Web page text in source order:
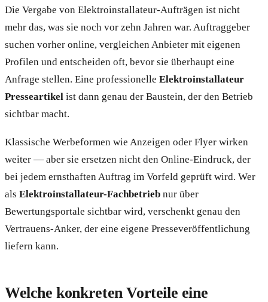
Die Vergabe von Elektroinstallateur-Aufträgen ist nicht
mehr das, was sie noch vor zehn Jahren war. Auftraggeber
suchen vorher online, vergleichen Anbieter mit eigenen
Profilen und entscheiden oft, bevor sie überhaupt eine
Anfrage stellen. Eine professionelle Elektroinstallateur
Presseartikel ist dann genau der Baustein, der den Betrieb
sichtbar macht.
Klassische Werbeformen wie Anzeigen oder Flyer wirken
weiter — aber sie ersetzen nicht den Online-Eindruck, der
bei jedem ernsthaften Auftrag im Vorfeld geprüft wird. Wer
als Elektroinstallateur-Fachbetrieb nur über
Bewertungsportale sichtbar wird, verschenkt genau den
Vertrauens-Anker, der eine eigene Presseveröffentlichung
liefern kann.
Welche konkreten Vorteile eine